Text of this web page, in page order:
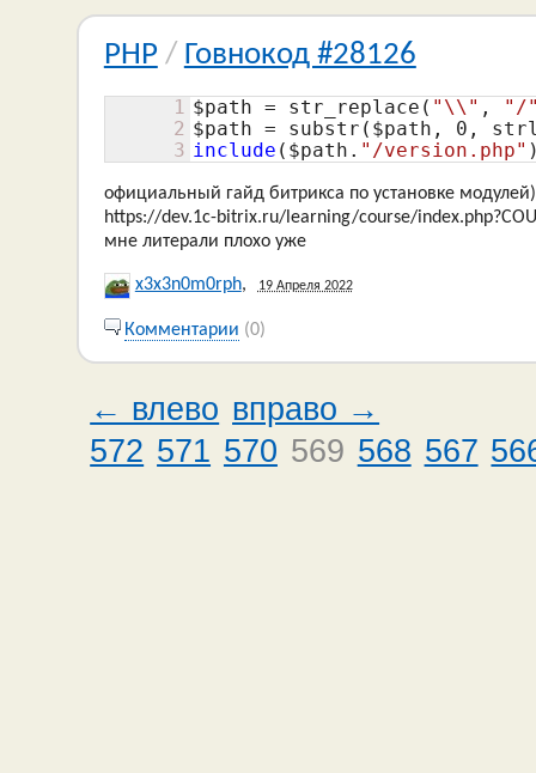
PHP / Говнокод #28126
1
2
3
$path = str_replace( "\\" ,
"/
$path = substr( $path , 0 ,
include ( $path . "/version.php"
официальный гайд битрикса по установке
https://dev.1c-bitrix.ru/learning/course/
мне литерали плохо уже
x3x3n0m0rph, 19 Апреля 2022
Комментарии (0)
← влево вправо →
572 571 570 569 568 567